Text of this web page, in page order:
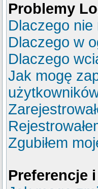
Problemy
Dlaczego
Dlaczego w
Dlaczego
Jak mogę
Zgubiłem
Preferencje